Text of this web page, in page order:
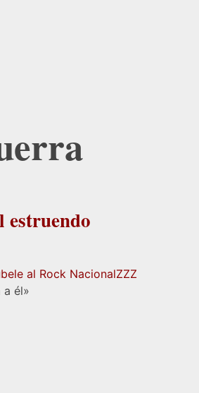
estruendo
al Rock NacionalZZZ
a él»